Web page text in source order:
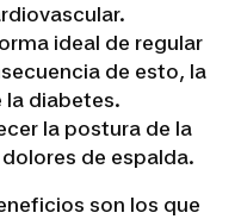
ideal de regular
de esto, la
la diabetes.
la postura de la
de espalda.
son los que